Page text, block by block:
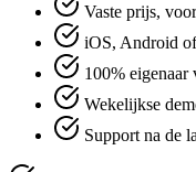
Vaste prijs,
iOS, Android
100% eigenaar
Wekelijkse
Support na de